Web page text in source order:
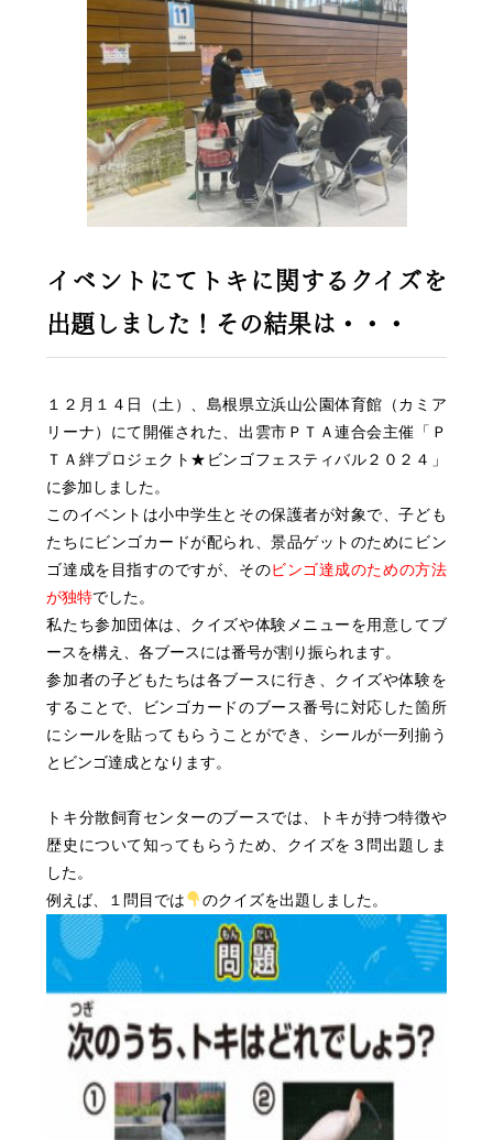
イベントにてトキに関するクイズを
出題しました！その結果は・・・
１２月１４日（土）、島根県立浜山公園体育館（カミア
リーナ）にて開催された、出雲市ＰＴＡ連合会主催「Ｐ
ＴＡ絆プロジェクト★ビンゴフェスティバル２０２４」
に参加しました。
このイベントは小中学生とその保護者が対象で、子ども
たちにビンゴカードが配られ、景品ゲットのためにビン
ゴ達成を目指すのですが、そのビンゴ達成のための方法
が独特でした。
私たち参加団体は、クイズや体験メニューを用意してブ
ースを構え、各ブースには番号が割り振られます。
参加者の子どもたちは各ブースに行き、クイズや体験を
することで、ビンゴカードのブース番号に対応した箇所
にシールを貼ってもらうことができ、シールが一列揃う
とビンゴ達成となります。
トキ分散飼育センターのブースでは、トキが持つ特徴や
歴史について知ってもらうため、クイズを３問出題しま
した。
例えば、１問目では
のクイズを出題しました。